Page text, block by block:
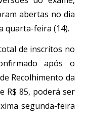
abertas no dia
quarta-feira (14).
de inscritos no
após o
Recolhimento da
R$ 85, poderá ser
segunda-feira